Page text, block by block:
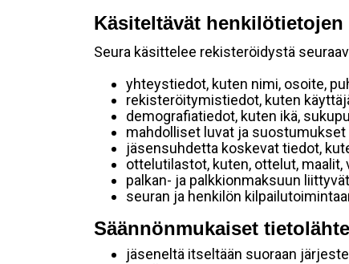
Käsiteltävät
Seura käsittelee rekisteröidystä
yhteystiedot, kuten nimi, osoite,
rekisteröitymistiedot, kuten
demografiatiedot, kuten ikä,
mahdolliset luvat ja suostumukset
jäsensuhdetta koskevat tiedot,
ottelutilastot, kuten, ottelut,
palkan- ja palkkionmaksuun
seuran ja henkilön
Säännönmukaiset
jäseneltä itseltään suoraan